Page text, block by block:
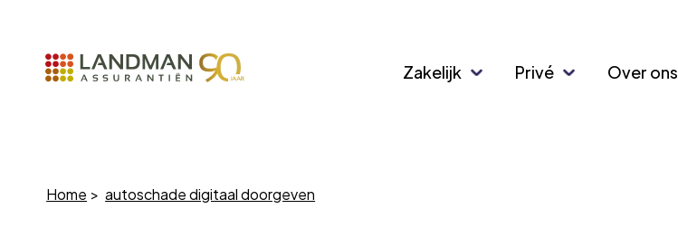
Zakelijk Privé Over ons
Home autoschade digitaal doorgeven